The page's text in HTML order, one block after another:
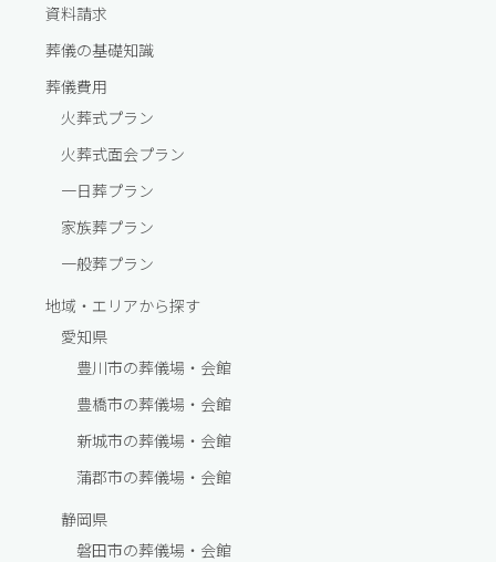
資料請求
葬儀の基礎知識
葬儀費⽤
火葬式プラン
火葬式面会プラン
一⽇葬プラン
家族葬プラン
一般葬プラン
地域・エリアから探す
愛知県
豊川市の葬儀場・会館
豊橋市の葬儀場・会館
新城市の葬儀場・会館
蒲郡市の葬儀場・会館
静岡県
磐田市の葬儀場・会館